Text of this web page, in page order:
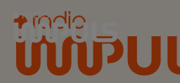
Radio Impuls